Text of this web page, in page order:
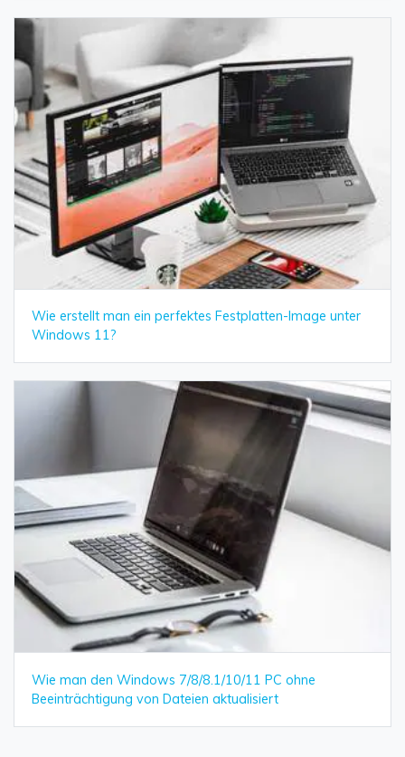
Wie erstellt man ein perfektes Festplatten-Image unter
Windows 11?
Wie man den Windows 7/8/8.1/10/11 PC ohne
Beeinträchtigung von Dateien aktualisiert